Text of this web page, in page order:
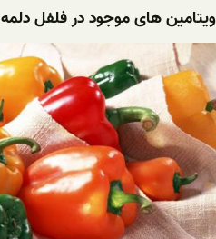
ویتامین های موجود در فلفل دلمه